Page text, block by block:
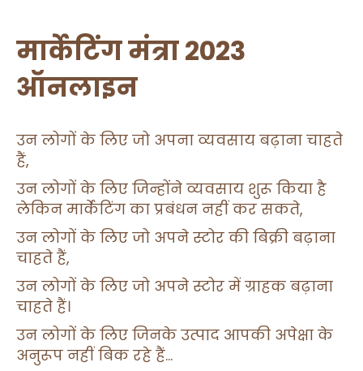
मार्केटिंग मंत्रा 2023
ऑनलाइन
उन लोगों के लिए जो अपना व्यवसाय बढ़ाना चाहते
हैं,
उन लोगों के लिए जिन्होंने व्यवसाय शुरू किया है
लेकिन मार्केटिंग का प्रबंधन नहीं कर सकते,
उन लोगों के लिए जो अपने स्टोर की बिक्री बढ़ाना
चाहते हैं,
उन लोगों के लिए जो अपने स्टोर में ग्राहक बढ़ाना
चाहते हैं।
उन लोगों के लिए जिनके उत्पाद आपकी अपेक्षा के
अनुरूप नहीं बिक रहे हैं…